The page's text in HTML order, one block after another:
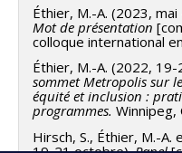
Éthier, M.-A. (2023, mai
Mot de présentation
colloque international
Éthier, M.-A. (2022,
sommet Metropolis sur
équité et inclusion :
programmes. Winnipeg,
Hirsch, S., Éthier, M.-A.